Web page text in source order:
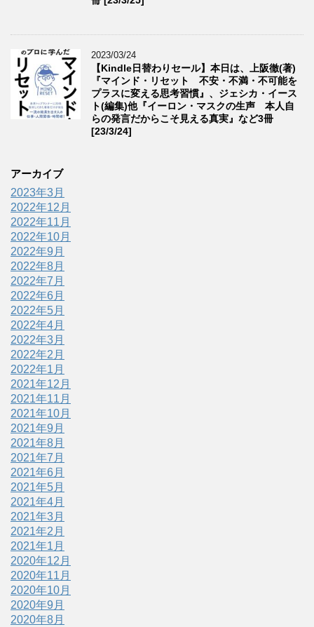
2023/03/24
【Kindle日替わりセール】本日は、上阪徹(著)
『マインド・リセット 不安・不満・不可能を
プラスに変える思考習慣』、ジェシカ・イース
ト(編集)他『イーロン・マスクの生声 本人自
らの発言だからこそ見える真実』など3冊
[23/3/24]
アーカイブ
2023年3月
2022年12月
2022年11月
2022年10月
2022年9月
2022年8月
2022年7月
2022年6月
2022年5月
2022年4月
2022年3月
2022年2月
2022年1月
2021年12月
2021年11月
2021年10月
2021年9月
2021年8月
2021年7月
2021年6月
2021年5月
2021年4月
2021年3月
2021年2月
2021年1月
2020年12月
2020年11月
2020年10月
2020年9月
2020年8月